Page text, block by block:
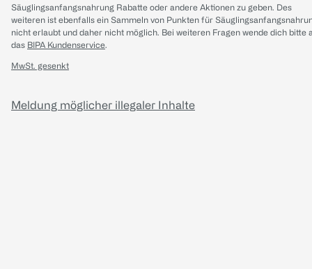
Säuglingsanfangsnahrung Rabatte oder andere Aktionen zu geben. Des
weiteren ist ebenfalls ein Sammeln von Punkten für
nicht erlaubt und daher nicht möglich. Bei weiteren Fragen wende dich bitte
das BIPA Kundenservice.
MwSt. gesenkt
Meldung möglicher illegaler Inhalte